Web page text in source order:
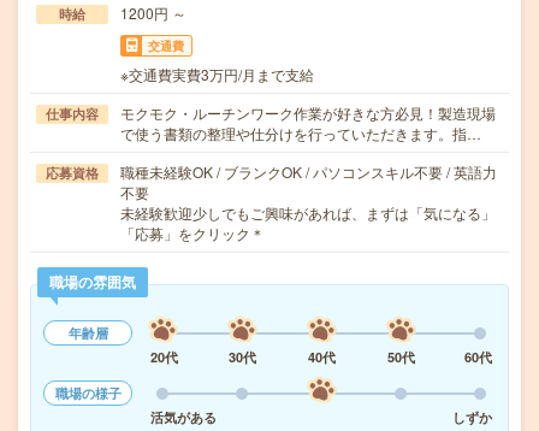
時給 1200円 ～
交通費
※交通費実費3万円/月まで支給
仕事内容
モクモク・ルーチンワーク作業が好きな方必見！製造現場
で使う書類の整理や仕分けを行っていただきます。指…
応募資格
職種未経験OK / ブランクOK / パソコンスキル不要 / 英語力
不要
未経験歓迎少しでもご興味があれば、まずは「気になる」
「応募」をクリック＊
職場の雰囲気
年齢層
20代
30代 40代 50代
60代
職場の様子
活気がある
しずか